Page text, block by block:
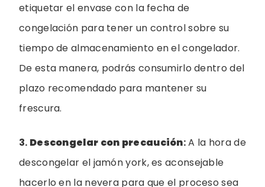
etiquetar el envase con la fecha de
congelación para tener un control sobre su
tiempo de almacenamiento en el congelador.
De esta manera, podrás consumirlo dentro del
plazo recomendado para mantener su
frescura.
3. Descongelar con precaución:A la hora de
descongelar el jamón york, es aconsejable
hacerlo en la nevera para que el proceso sea